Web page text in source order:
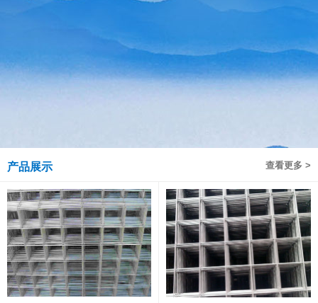
查看更多 >
产品展示